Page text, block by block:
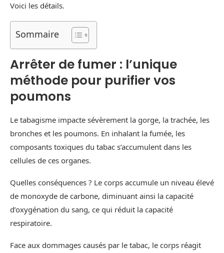
Voici les détails.
Sommaire
Arrêter de fumer : l’unique
méthode pour purifier vos
poumons
Le tabagisme impacte sévèrement la gorge, la trachée, les
bronches et les poumons. En inhalant la fumée, les
composants toxiques du tabac s’accumulent dans les
cellules de ces organes.
Quelles conséquences ? Le corps accumule un niveau élevé
de monoxyde de carbone, diminuant ainsi la capacité
d’oxygénation du sang, ce qui réduit la capacité
respiratoire.
Face aux dommages causés par le tabac, le corps réagit